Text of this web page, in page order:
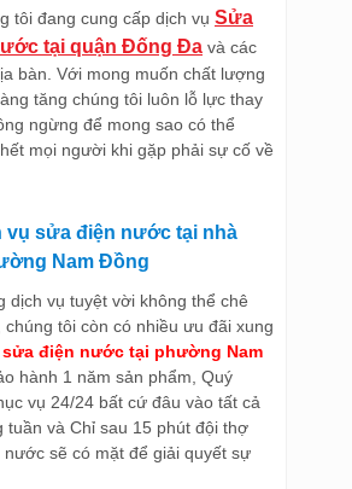
tôi đang cung cấp dịch vụ Sửa
tại quận Đống Đa và các
bàn. Với mong muốn chất lượng
tăng chúng tôi luôn lỗ lực thay
ngừng để mong sao có thể
mọi người khi gặp phải sự cố về
vụ sửa điện nước tại nhà
Nam Đồng
dịch vụ tuyệt vời không thể chê
tôi còn có nhiều ưu đãi xung
sửa điện nước tại phường Nam
hành 1 năm sản phẩm, Quý
vụ 24/24 bất cứ đâu vào tất cả
tuần và Chỉ sau 15 phút đội thợ
sẽ có mặt để giải quyết sự